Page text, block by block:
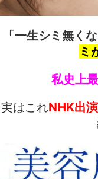
「一生シミ無く
ミ
私史上
実はこれNHK出